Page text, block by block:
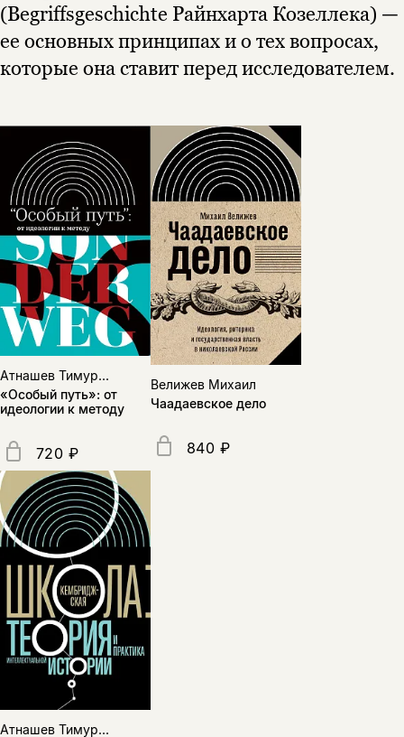
(Begriffsgeschichte Райнхарта Козеллека) —
ее основных принципах и о тех вопросах,
которые она ставит перед исследователем.
Атнашев Тимур...
«Особый путь»: от
идеологии к методу
720 ₽
Велижев Михаил
Чаадаевское дело
840 ₽
Атнашев Тимур...
Подписка на рассылку
Раз в неделю мы отправляем рассылку
о книгах и событиях «НЛО».
За подписку дарим промокод на
скидку 15%
Я соглашаюсь сПолитикой конфиденциальности
Этой книги временно
нет в продаже.
Вы можете подписаться на
уведомления, и при поступлении книги
на склад получить письмо на указанный
электронный адрес.
Я соглашаюсь сПолитикой конфиденциальности
подписаться
Эта книга
не предназначена для
несовершеннолетних
Скажите, пожалуйста,
вам уже исполнилось 18 лет?
нет, вернуться назад